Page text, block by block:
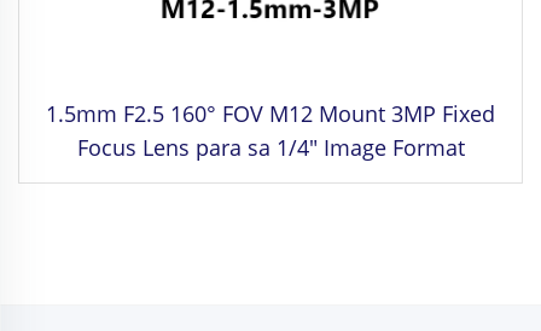
1.5mm F2.5 160° FOV M12 Mount 3MP Fixed
Focus Lens para sa 1/4" Image Format